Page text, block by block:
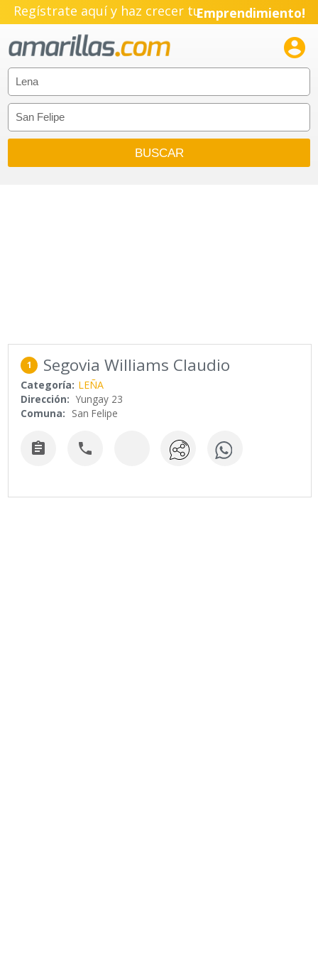
Regístrate aquí y haz crecer tuEmprendimiento!

1 Segovia Williams Claudio
Categoría: LEÑA
Dirección: Yungay 23
Comuna: San Felipe
 